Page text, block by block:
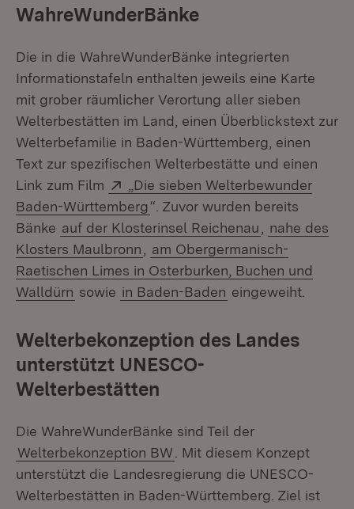
WahreWunderBänke
Die in die WahreWunderBänke integrierten
Informationstafeln enthalten jeweils eine Karte
mit grober räumlicher Verortung aller sieben
Welterbestätten im Land, einen Überblickstext zur
Welterbefamilie in Baden-Württemberg, einen
Text zur spezifischen Welterbestätte und einen
Link zum Film
Extern:
„Die sieben Welterbewunder
Baden-Württemberg(Öffnet in neuem Fenster)
“. Zuvor wurden bereits
Bänke auf der Klosterinsel Reichenau
nahe des
Klosters Maulbronn
am Obergermanisch-
Raetischen Limes in Osterburken, Buchen und
Walldürn sowie in Baden-Baden eingeweiht.
Welterbekonzeption des Landes
unterstützt UNESCO-
Welterbestätten
Die WahreWunderBänke sind Teil der
Welterbekonzeption BW
. Mit diesem Konzept
unterstützt die Landesregierung die UNESCO-
Welterbestätten in Baden-Württemberg. Ziel ist